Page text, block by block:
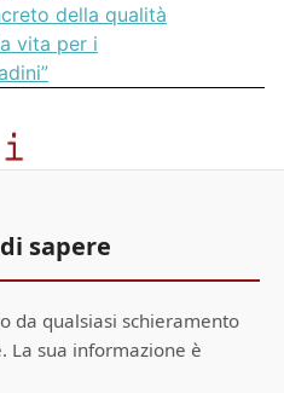
della qualità
vita per i
sapere
da qualsiasi schieramento
La sua informazione è